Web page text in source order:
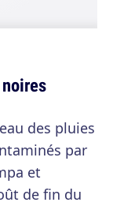
des pluies
par
et
de fin du